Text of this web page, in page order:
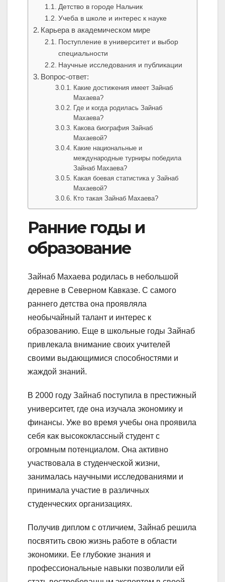
Детство в городе Нальчик
Учеба в школе и интерес к науке
Карьера в академическом мире
Поступление в университет и выбор
специальности
Научные исследования и публикации
Вопрос-ответ:
Какие достижения имеет Зайнаб
Махаева?
Где и когда родилась Зайнаб
Махаева?
Какова биография Зайнаб
Махаевой?
Какие национальные и
международные турниры победила
Зайнаб Махаева?
Какая боевая статистика у Зайнаб
Махаевой?
Кто такая Зайнаб Махаева?
Ранние годы и
образование
Зайнаб Махаева родилась в небольшой
деревне в Северном Кавказе. С самого
раннего детства она проявляла
необычайный талант и интерес к
образованию. Еще в школьные годы Зайнаб
привлекала внимание своих учителей
своими выдающимися способностями и
жаждой знаний.
В 2000 году Зайнаб поступила в престижный
университет, где она изучала экономику и
финансы. Уже во время учебы она проявила
себя как высококлассный студент с
огромным потенциалом. Она активно
участвовала в студенческой жизни,
занималась научными исследованиями и
принимала участие в различных
студенческих организациях.
Получив диплом с отличием, Зайнаб решила
посвятить свою жизнь работе в области
экономики. Ее глубокие знания и
профессиональные навыки позволили ей